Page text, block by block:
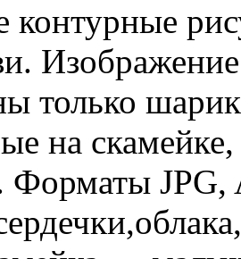
контурные
только
на
Форматы